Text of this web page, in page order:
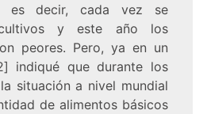
es decir, cada vez se
y este año los
peores. Pero, ya en un
indiqué que durante los
situación a nivel mundial
de alimentos básicos